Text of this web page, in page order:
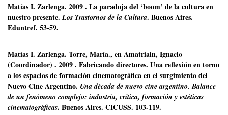
Matías I. Zarlenga. 2009. La paradoja del ‘boom’ de la cultura en
nuestro presente. Los Trastornos de la Cultura. Buenos Aires.
Eduntref. 53-59.
Matías I. Zarlenga. Torre, María., en Amatriain, Ignacio
(Coordinador) . 2009. Fabricando directores. Una reflexión en torno
a los espacios de formación cinematográfica en el surgimiento del
Nuevo Cine Argentino. Una década de nuevo cine argentino. Balance
de un fenómeno complejo: industria, crítica, formación y estéticas
cinematográficas. Buenos Aires. CICUSS. 103-119.